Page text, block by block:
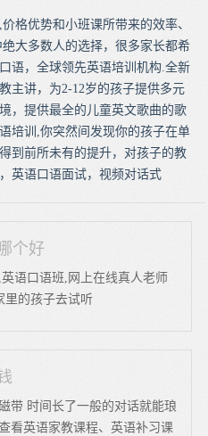
格优势和小班课所带来的效率、
大多数人的选择，很多家长都希
语，全球领先英语培训机构.全新
主讲，为2-12岁的孩子提供多元
，提供最全的儿童英文歌曲的歌
培训,你突然间发现你的孩子在单
到前所未有的提升，对孩子的教
英语口语面试，视频对话式
个好
语口语班,网上在线真人老师
里的孩子去试听
带 时间长了一般的对话就能琅
看英语家教课程、英语补习课